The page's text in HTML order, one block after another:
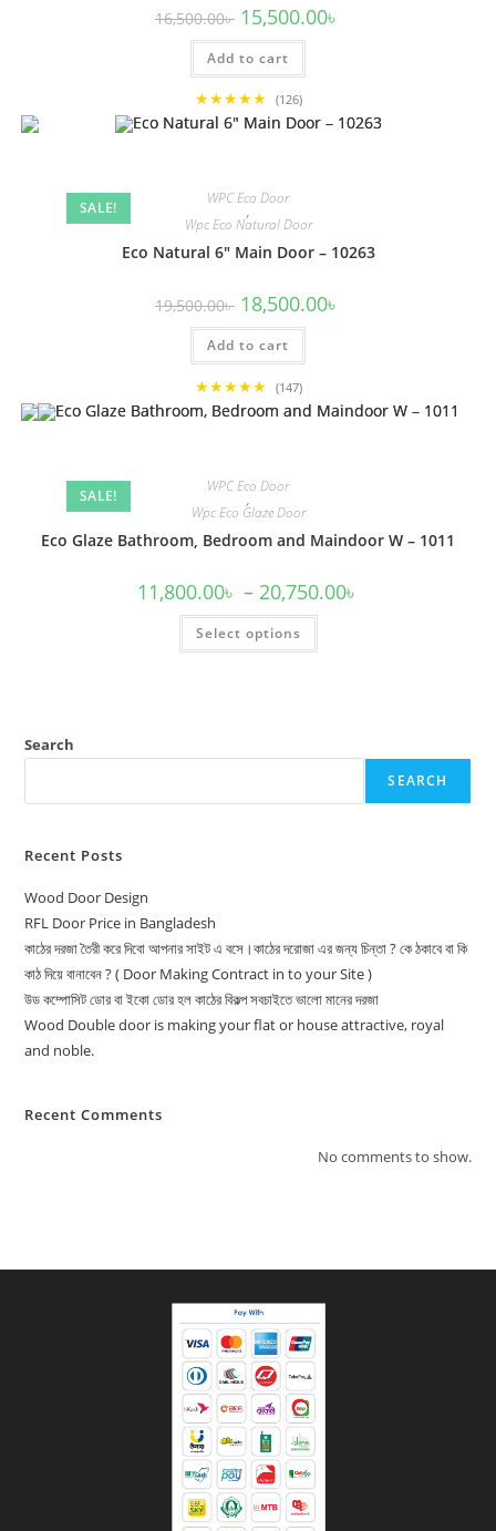
16,500.00৳ Original
price
was:
16,500.00৳ .
15,500.00৳
Add to cart
★★★★★ (126)
SALE!
WPC Eco Door
,
Wpc Eco Natural Door
Eco Natural 6″ Main Door – 10263
19,500.00৳ Original
price
was:
19,500.00৳ .
18,500.00৳
Add to cart
★★★★★ (147)
SALE!
WPC Eco Door
,
Wpc Eco Glaze Door
Eco Glaze Bathroom, Bedroom and Maindoor W – 1011
11,800.00৳ – 20,750.00৳
Select options
This
has
chosen
product
Search
SEARCH
Recent Posts
Wood Door Design
RFL Door Price in Bangladesh
কাঠের দরজা তৈরী করে দিবো আপনার সাইট এ বসে।কাঠের দরোজা এর জন্য চিন্তা ? কে ঠকাবে বা কি
কাঠ দিয়ে বানাবেন ? ( Door Making Contract in to your Site )
উড কম্পোসিট ডোর বা ইকো ডোর হল কাঠের বিকল্প সবচাইতে ভালো মানের দরজা
Wood Double door is making your flat or house attractive, royal
and noble.
Recent Comments
No comments to show.